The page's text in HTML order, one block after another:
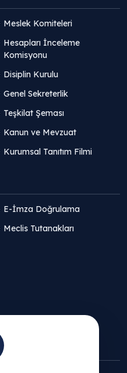
Meslek Komiteleri
Hesapları İnceleme
Komisyonu
Disiplin Kurulu
Genel Sekreterlik
Teşkilat Şeması
Kanun ve Mevzuat
Kurumsal Tanıtım Filmi
E-İmza Doğrulama
Meclis Tutanakları